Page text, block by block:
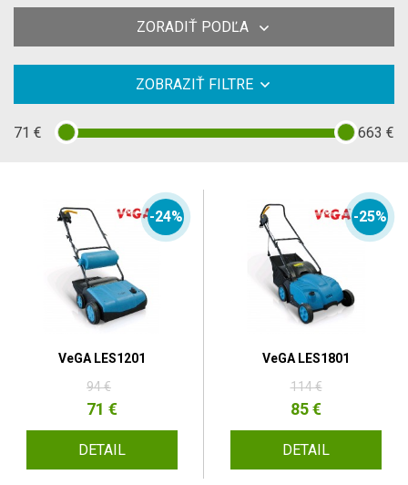
ZORADIŤ PODĽA
ZOBRAZIŤ FILTRE
71 € 663 €
-24%
VeGA LES1201
94 €
71 €
DETAIL
-25%
VeGA LES1801
114 €
85 €
DETAIL